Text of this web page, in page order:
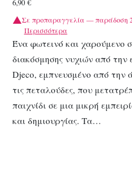
6,90 €
Σε προπαραγγελία — παράδοση
Περισσότερα
Ένα φωτεινό και χαρούμενο
διακόσμησης νυχιών από την
Djeco, εμπνευσμένο από την
τις πεταλούδες, που
παιχνίδι σε μια μικρή
και δημιουργίας. Τα…